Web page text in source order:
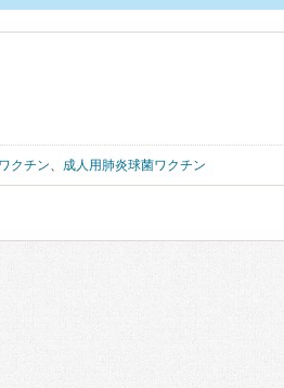
クチン、 成人用肺炎球菌ワクチン